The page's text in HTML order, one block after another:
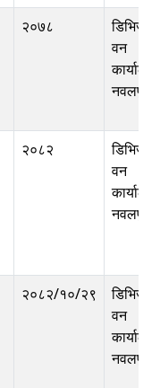
२०७८
डिभिजन
वन
कार्यालय
नवलपुर
२०८२
डिभिजन
वन
कार्यालय
नवलपुर
२०८२/१०/२९
डिभिजन
वन
कार्यालय
नवलपुर